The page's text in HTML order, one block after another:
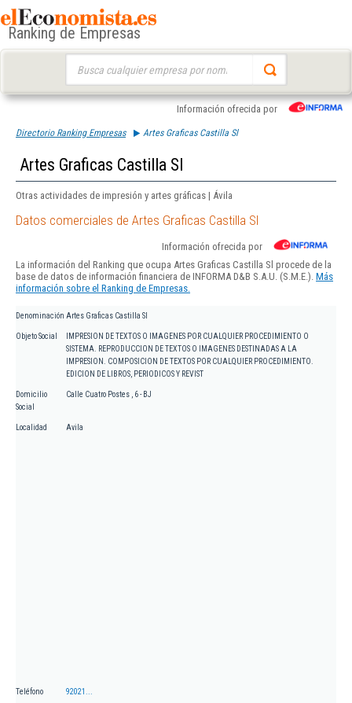
Ranking de Empresas
Información ofrecida por
Directorio Ranking Empresas Artes Graficas Castilla Sl
Artes Graficas Castilla Sl
Otras actividades de impresión y artes gráficas | Ávila
Datos comerciales de Artes Graficas Castilla Sl
Información ofrecida por
La información del Ranking que ocupa Artes Graficas Castilla Sl procede de la
base de datos de información financiera de INFORMA D&B S.A.U. (S.M.E.). Más
información sobre el Ranking de Empresas.
Denominación Artes Graficas Castilla Sl
Objeto Social
IMPRESION DE TEXTOS O IMAGENES POR CUALQUIER PROCEDIMIENTO O
SISTEMA. REPRODUCCION DE TEXTOS O IMAGENES DESTINADAS A LA
IMPRESION. COMPOSICION DE TEXTOS POR CUALQUIER PROCEDIMIENTO.
EDICION DE LIBROS, PERIODICOS Y REVIST
Domicilio
Social
Calle Cuatro Postes , 6 - BJ
Localidad Avila
Teléfono 92021...